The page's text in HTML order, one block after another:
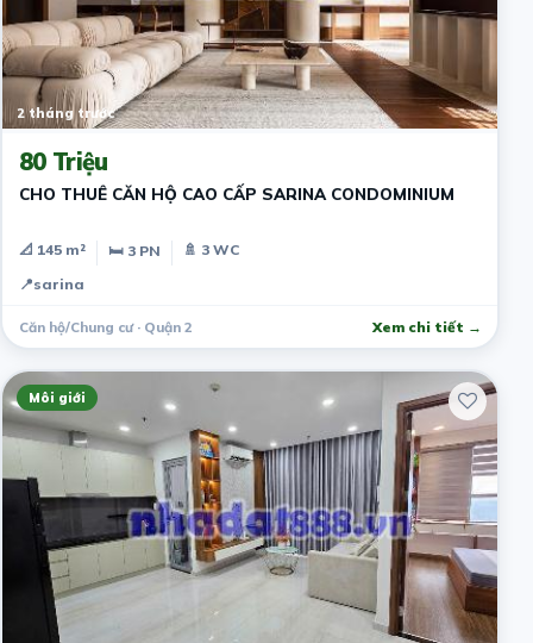
2 tháng trước
80 Triệu
CHO THUÊ CĂN HỘ CAO CẤP SARINA CONDOMINIUM
📐 145 m² 🛏 3 PN
🚿 3 WC
📍sarina
Căn hộ/Chung cư · Quận 2 Xem chi tiết →
Môi giới